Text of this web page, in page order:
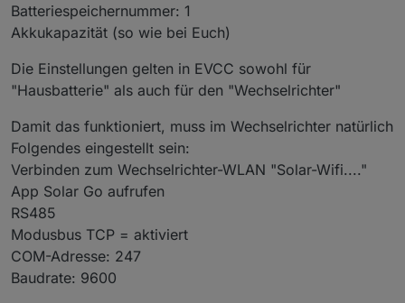
Batteriespeichernummer: 1
Akkukapazität (so wie bei Euch)
Die Einstellungen gelten in EVCC sowohl für
"Hausbatterie" als auch für den "Wechselrichter"
Damit das funktioniert, muss im Wechselrichter natürlich
Folgendes eingestellt sein:
Verbinden zum Wechselrichter-WLAN "Solar-Wifi...."
App Solar Go aufrufen
RS485
Modusbus TCP = aktiviert
COM-Adresse: 247
Baudrate: 9600